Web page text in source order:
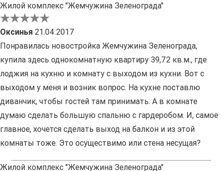
Жилой комплекс "Жемчужина Зеленограда"
Оксинья 21.04.2017
Понравилась новостройка Жемчужина Зеленограда,
купила здесь однокомнатную квартиру 39,72 кв.м., где
лоджия на кухню и комнату с выходом из кухни. Вот с
выходом у меня и возник вопрос. На кухне поставлю
диванчик, чтобы гостей там принимать. А в комнате
думаю сделать большую спальню с гардеробом. И, самое
главное, хочется сделать выход на балкон и из этой
комнаты тоже. Это осуществимо или стена несущая?
Жилой комплекс "Жемчужина Зеленограда"